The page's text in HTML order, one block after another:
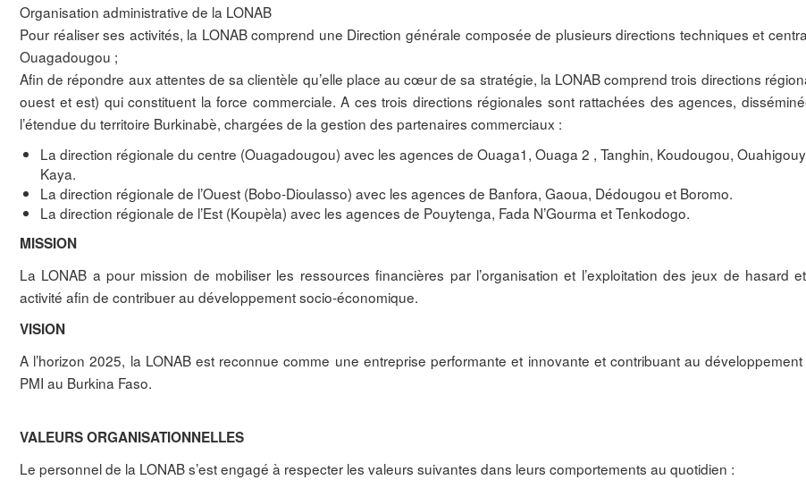
Organisation administrative de la LONAB
Pour réaliser ses activités, la LONAB comprend une Direction générale composée de plusieurs directions techniques et
Ouagadougou ;
Afin de répondre aux attentes de sa clientèle qu’elle place au cœur de sa stratégie, la LONAB comprend trois directions
ouest et est) qui constituent la force commerciale. A ces trois directions régionales sont rattachées des agences,
l’étendue du territoire Burkinabè, chargées de la gestion des partenaires commerciaux :
La direction régionale du centre (Ouagadougou) avec les agences de Ouaga1, Ouaga 2 , Tanghin, Koudougou,
Kaya.
La direction régionale de l’Ouest (Bobo-Dioulasso) avec les agences de Banfora, Gaoua, Dédougou et Boromo.
La direction régionale de l’Est (Koupèla) avec les agences de Pouytenga, Fada N’Gourma et Tenkodogo.
MISSION
La LONAB a pour mission de mobiliser les ressources financières par l’organisation et l’exploitation des jeux de hasard
activité afin de contribuer au développement socio-économique.
VISION
A l’horizon 2025, la LONAB est reconnue comme une entreprise performante et innovante et contribuant au
PMI au Burkina Faso.
VALEURS ORGANISATIONNELLES
Le personnel de la LONAB s’est engagé à respecter les valeurs suivantes dans leurs comportements au quotidien :